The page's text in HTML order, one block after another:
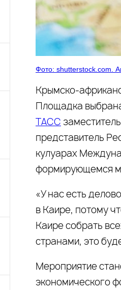
Фото: shutterstock.com.
Крымско-
Площадка
ТАСС
представитель
кулуарах
формирующемся
«У нас есть
в Каире, потому
Каире собрать
странами, это
Мероприятие
экономического